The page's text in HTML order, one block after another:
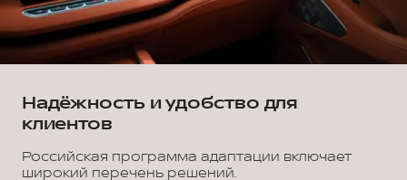
Надёжность и удобство для
клиентов
Российская программа адаптации включает
широкий перечень решений.